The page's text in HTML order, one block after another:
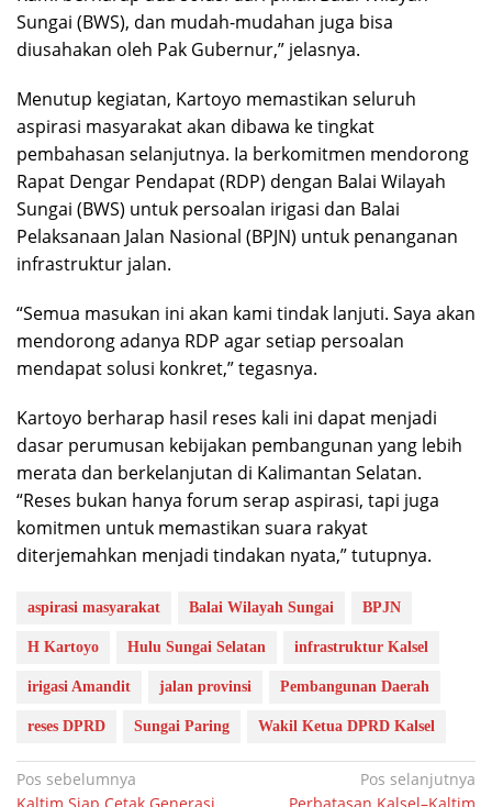
Sungai (BWS), dan mudah-mudahan juga bisa
diusahakan oleh Pak Gubernur,” jelasnya.
Menutup kegiatan, Kartoyo memastikan seluruh
aspirasi masyarakat akan dibawa ke tingkat
pembahasan selanjutnya. Ia berkomitmen mendorong
Rapat Dengar Pendapat (RDP) dengan Balai Wilayah
Sungai (BWS) untuk persoalan irigasi dan Balai
Pelaksanaan Jalan Nasional (BPJN) untuk penanganan
infrastruktur jalan.
“Semua masukan ini akan kami tindak lanjuti. Saya akan
mendorong adanya RDP agar setiap persoalan
mendapat solusi konkret,” tegasnya.
Kartoyo berharap hasil reses kali ini dapat menjadi
dasar perumusan kebijakan pembangunan yang lebih
merata dan berkelanjutan di Kalimantan Selatan.
“Reses bukan hanya forum serap aspirasi, tapi juga
komitmen untuk memastikan suara rakyat
diterjemahkan menjadi tindakan nyata,” tutupnya.
aspirasi masyarakat Balai Wilayah Sungai BPJN
H Kartoyo Hulu Sungai Selatan infrastruktur Kalsel
irigasi Amandit jalan provinsi Pembangunan Daerah
reses DPRD Sungai Paring Wakil Ketua DPRD Kalsel
Navigasi
Pos sebelumnya
Pos selanjutnya